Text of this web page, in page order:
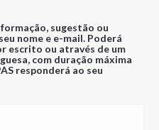
sugestão ou
nome e e-mail. Poderá
escrito ou através de um
com duração máxima
responderá ao seu